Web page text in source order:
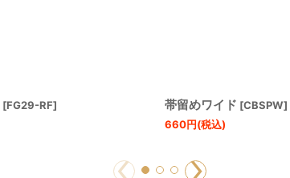
[FG29-RF]
帯留めワイド [CBSPW]
660円(税込)